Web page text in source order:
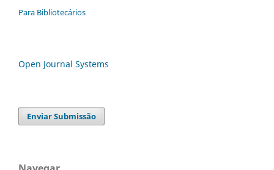
Para Bibliotecários
Open Journal Systems
Enviar Submissão